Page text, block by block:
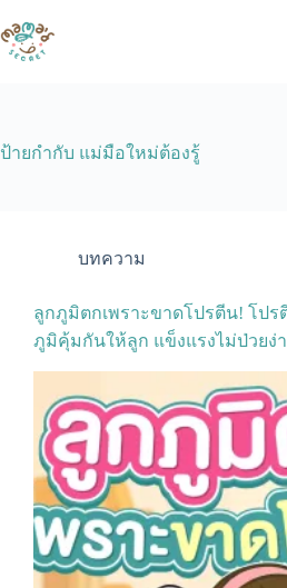
to
content
ป้ายกำกับ แม่มือใหม่ต้องรู้
บทความ
ลูกภูมิตกเพราะขาดโปรตีน! โปร
ภูมิคุ้มกันให้ลูก แข็งแรงไม่ป่วยง่